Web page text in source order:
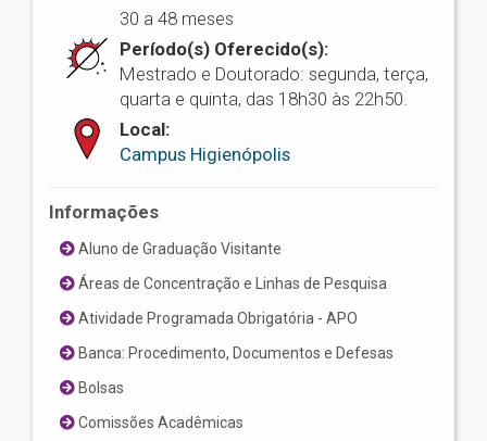
30 a 48 meses
Período(s) Oferecido(s):
Mestrado e Doutorado: segunda, terça,
quarta e quinta, das 18h30 às 22h50.
Local:
Campus Higienópolis
Informações
Aluno de Graduação Visitante
Áreas de Concentração e Linhas de Pesquisa
Atividade Programada Obrigatória - APO
Banca: Procedimento, Documentos e Defesas
Bolsas
Comissões Acadêmicas